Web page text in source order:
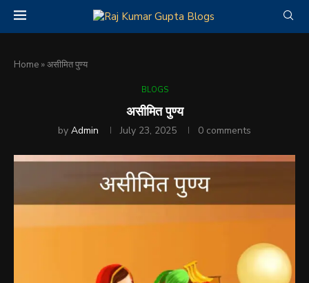
Home »असीमित पुण्य
BLOGS
असीमित पुण्य
by Admin July 23, 2025 0 comments